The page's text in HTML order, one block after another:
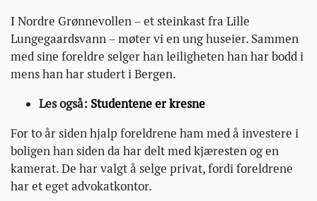
I Nordre Grønnevollen – et steinkast fra Lille
Lungegaardsvann – møter vi en ung huseier. Sammen
med sine foreldre selger han leiligheten han har bodd i
mens han har studert i Bergen.
Les også: Studentene er kresne
For to år siden hjalp foreldrene ham med å investere i
boligen han siden da har delt med kjæresten og en
kamerat. De har valgt å selge privat, fordi foreldrene
har et eget advokatkontor.